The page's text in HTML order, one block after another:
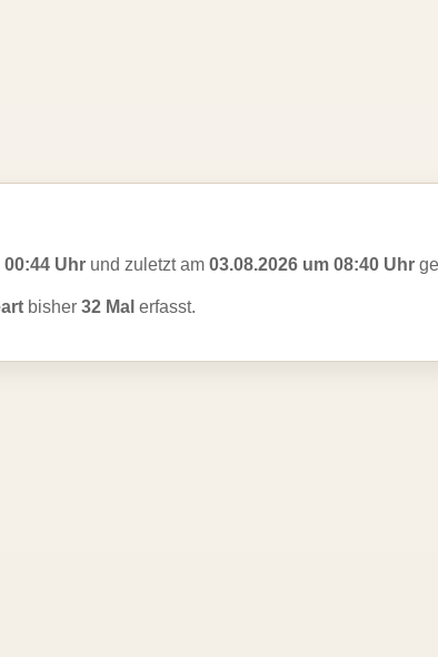
00:44 Uhr und zuletzt am 03.08.2026 um 08:40 Uhr
bisher 32 Mal erfasst.